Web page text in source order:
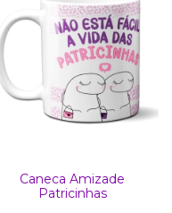
Caneca Amizade
Patricinhas